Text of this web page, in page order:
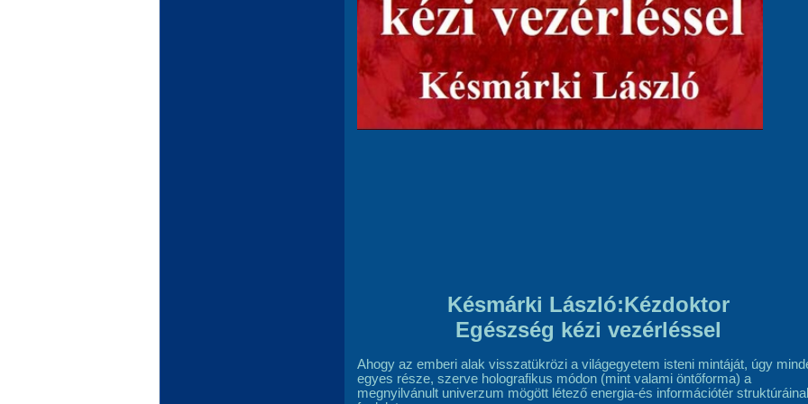
Késmárki László:Kézdoktor
Egészség kézi vezérléssel
Ahogy az emberi alak visszatükrözi a világegyetem isteni mintáját, úgy
egyes része, szerve holografikus módon (mint valami öntőforma) a
megnyilvánult univerzum mögött létező energia-és információtér